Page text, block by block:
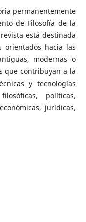
permanentemente
de Filosofía de la
está destinada
hacia las
modernas o
que contribuyan a la
y tecnologías
políticas,
jurídicas,